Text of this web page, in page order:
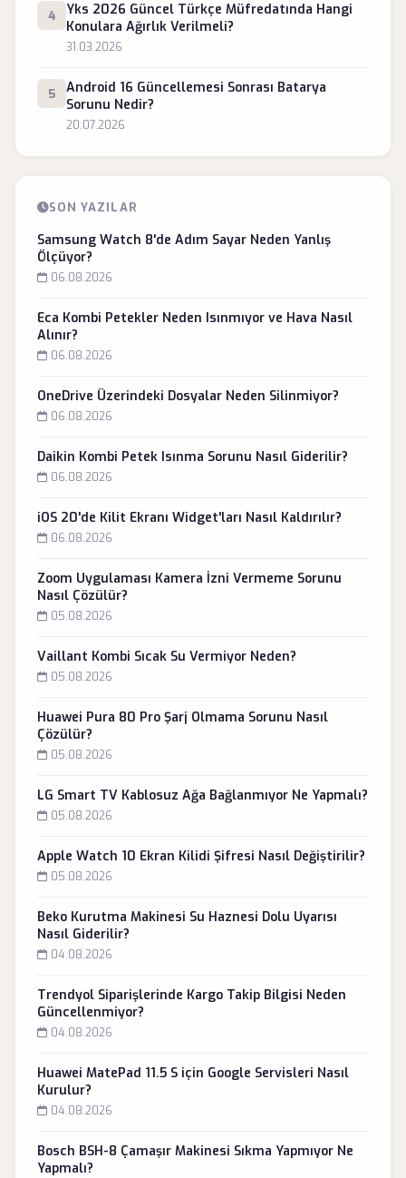
4
Yks 2026 Güncel Türkçe Müfredatında Hangi
Konulara Ağırlık Verilmeli?
31.03.2026
5
Android 16 Güncellemesi Sonrası Batarya
Sorunu Nedir?
20.07.2026
SON YAZILAR
Samsung Watch 8'de Adım Sayar Neden Yanlış
Ölçüyor?
06.08.2026
Eca Kombi Petekler Neden Isınmıyor ve Hava Nasıl
Alınır?
06.08.2026
OneDrive Üzerindeki Dosyalar Neden Silinmiyor?
06.08.2026
Daikin Kombi Petek Isınma Sorunu Nasıl Giderilir?
06.08.2026
iOS 20'de Kilit Ekranı Widget'ları Nasıl Kaldırılır?
06.08.2026
Zoom Uygulaması Kamera İzni Vermeme Sorunu
Nasıl Çözülür?
05.08.2026
Vaillant Kombi Sıcak Su Vermiyor Neden?
05.08.2026
Huawei Pura 80 Pro Şarj Olmama Sorunu Nasıl
Çözülür?
05.08.2026
LG Smart TV Kablosuz Ağa Bağlanmıyor Ne Yapmalı?
05.08.2026
Apple Watch 10 Ekran Kilidi Şifresi Nasıl Değiştirilir?
05.08.2026
Beko Kurutma Makinesi Su Haznesi Dolu Uyarısı
Nasıl Giderilir?
04.08.2026
Trendyol Siparişlerinde Kargo Takip Bilgisi Neden
Güncellenmiyor?
04.08.2026
Huawei MatePad 11.5 S için Google Servisleri Nasıl
Kurulur?
04.08.2026
Bosch BSH-8 Çamaşır Makinesi Sıkma Yapmıyor Ne
Yapmalı?